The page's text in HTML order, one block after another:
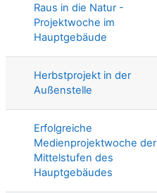
Raus in die Natur -
Projektwoche im
Hauptgebäude
Herbstprojekt in der
Außenstelle
Erfolgreiche
Medienprojektwoche der
Mittelstufen des
Hauptgebäudes